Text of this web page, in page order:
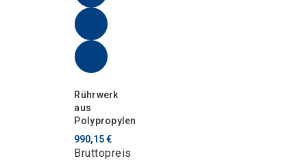
Rührwerk
aus
Polypropylen
990,15 €
Bruttopreis